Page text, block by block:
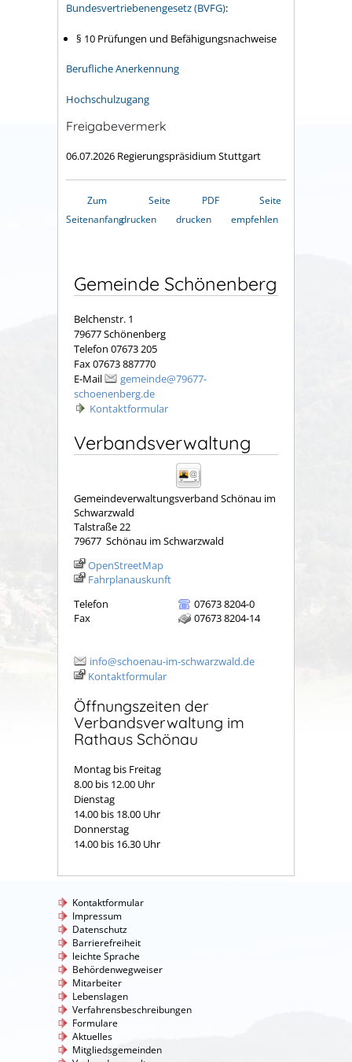
Bundesvertriebenengesetz (BVFG):
§ 10 Prüfungen und Befähigungsnachweise
Berufliche Anerkennung
Hochschulzugang
Freigabevermerk
06.07.2026 Regierungspräsidium Stuttgart
Zum
Seitenanfang
Seite
drucken
PDF
drucken
Seite
empfehlen
Gemeinde Schönenberg
Belchenstr. 1
79677 Schönenberg
Telefon 07673 205
Fax 07673 887770
E-Mail
gemeinde@79677-
schoenenberg.de
Kontaktformular
Verbandsverwaltung
Gemeindeverwaltungsverband Schönau im
Schwarzwald
Talstraße 22
79677 Schönau im Schwarzwald
OpenStreetMap
Fahrplanauskunft
Telefon
07673 8204-0
Fax
07673 8204-14
info@schoenau-im-schwarzwald.de
Kontaktformular
Öffnungszeiten der
Verbandsverwaltung im
Rathaus Schönau
Montag bis Freitag
8.00 bis 12.00 Uhr
Dienstag
14.00 bis 18.00 Uhr
Donnerstag
14.00 bis 16.30 Uhr
Kontaktformular
Impressum
Datenschutz
Barrierefreiheit
leichte Sprache
Behördenwegweiser
Mitarbeiter
Lebenslagen
Verfahrensbeschreibungen
Formulare
Aktuelles
Mitgliedsgemeinden